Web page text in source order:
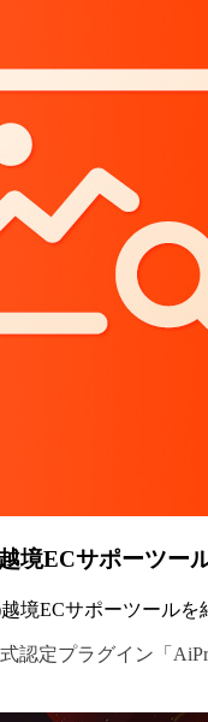
境ECサポーツー
境ECサポーツールを
認定プラグイン「